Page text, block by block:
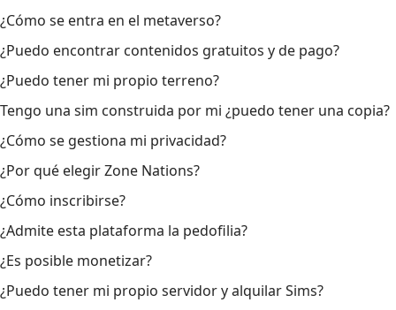
¿Cómo se entra en el metaverso?
¿Puedo encontrar contenidos gratuitos y de pago?
¿Puedo tener mi propio terreno?
Tengo una sim construida por mi ¿puedo tener una copia?
¿Cómo se gestiona mi privacidad?
¿Por qué elegir Zone Nations?
¿Cómo inscribirse?
¿Admite esta plataforma la pedofilia?
¿Es posible monetizar?
¿Puedo tener mi propio servidor y alquilar Sims?